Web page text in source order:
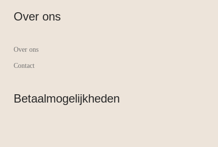
Over ons
Over ons
Contact
Betaalmogelijkheden